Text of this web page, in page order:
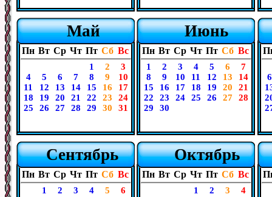
Май
Пн Вт Ср Чт Пт Сб Вс
1 2
3
4
5 6 7 8 9
10
11
12 13 14 15 16
17
18
19 20 21 22 23
24
25
26 27 28 29 30 31
Июнь
Пн Вт Ср Чт Пт Сб Вс
1 2 3 4 5 6
7
8
9 10 11 12 13
14
15
16 17 18 19 20
21
22
23 24 25 26 27
28
29
30
6
Сентябрь
Пн Вт Ср Чт Пт Сб Вс
1 2 3 4 5
6
Октябрь
Пн Вт Ср Чт Пт Сб Вс
1 2 3
4